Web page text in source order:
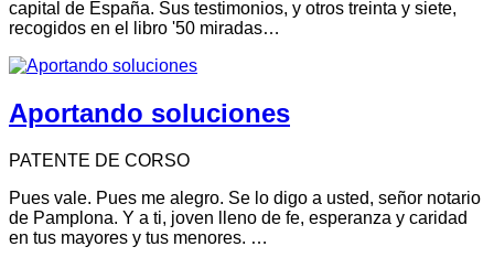
capital de España. Sus testimonios, y otros treinta y siete,
recogidos en el libro '50 miradas…
Aportando soluciones
PATENTE DE CORSO
Pues vale. Pues me alegro. Se lo digo a usted, señor notario
de Pamplona. Y a ti, joven lleno de fe, esperanza y caridad
en tus mayores y tus menores. …